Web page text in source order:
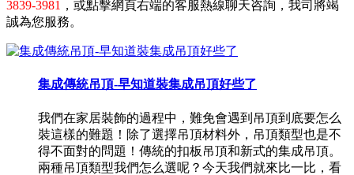
3839-3981 ，或點擊網頁右端的客服熱線聊天咨詢，我司將竭
誠為您服務。
集成傳統吊頂-早知道裝集成吊頂好些了
我們在家居裝飾的過程中，難免會遇到吊頂到底要怎么
裝這樣的難題！除了選擇吊頂材料外，吊頂類型也是不
得不面對的問題！傳統的扣板吊頂和新式的集成吊頂。
兩種吊頂類型我們怎么選呢？今天我們就來比一比，看